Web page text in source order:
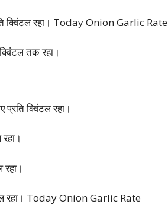
क्विंटल रहा। Today Onion Garlic Rate
तक रहा।
क्विंटल रहा।
रहा। Today Onion Garlic Rate